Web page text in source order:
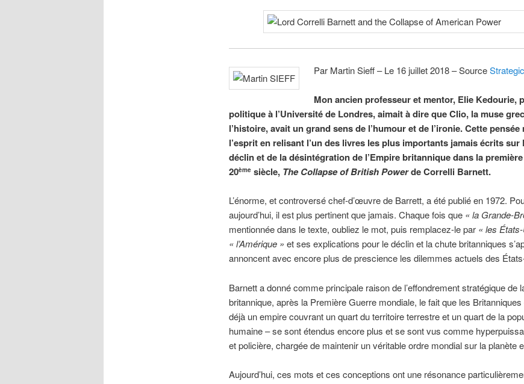
Par Martin Sieff – Le 16 juillet 2018 – Source
Mon ancien professeur et mentor, Elie Kedourie,
politique à l’Université de Londres, aimait à dire que Clio, la muse
l’histoire, avait un grand sens de l’humour et de l’ironie. Cette pensée
l’esprit en relisant l’un des livres les plus importants jamais écrits sur
déclin et de la désintégration de l’Empire britannique dans la
20èmesiècle, The Collapse of British Powerde Correlli Barnett.
L’énorme, et controversé chef-d’œuvre de Barrett, a été publié en 1972.
aujourd’hui, il est plus pertinent que jamais. Chaque fois que « la Grande-
mentionnée dans le texte, oubliez le mot, puis remplacez-le par « les
«l’Amérique » et ses explications pour le déclin et la chute britanniques
annoncent avec encore plus de prescience les dilemmes actuels des
Barnett a donné comme principale raison de l’effondrement stratégique de
britannique, après la Première Guerre mondiale, le fait que les
déjà un empire couvrant un quart du territoire terrestre et un quart de la
humaine – se sont étendus encore plus et se sont vus comme
et policière, chargée de maintenir un véritable ordre mondial sur la planète
Aujourd’hui, ces mots et ces conceptions ont une résonance